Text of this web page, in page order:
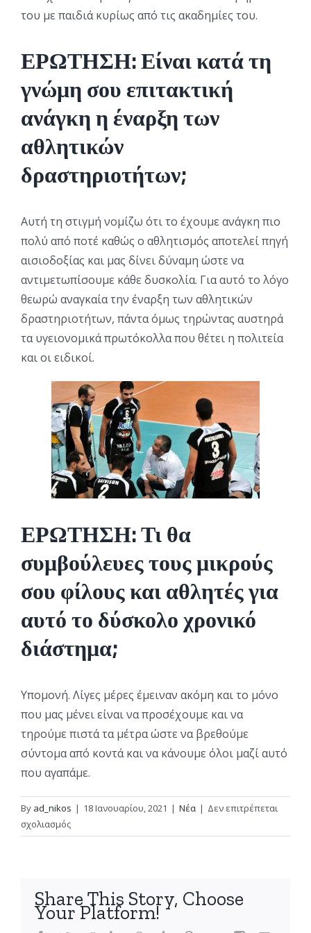
του με παιδιά κυρίως από τις ακαδημίες του.
ΕΡΩΤΗΣΗ: Είναι κατά τη
γνώμη σου επιτακτική
ανάγκη η έναρξη των
αθλητικών
δραστηριοτήτων;
Αυτή τη στιγμή νομίζω ότι το έχουμε ανάγκη πιο
πολύ από ποτέ καθώς ο αθλητισμός αποτελεί πηγή
αισιοδοξίας και μας δίνει δύναμη ώστε να
αντιμετωπίσουμε κάθε δυσκολία. Για αυτό το λόγο
θεωρώ αναγκαία την έναρξη των αθλητικών
δραστηριοτήτων, πάντα όμως τηρώντας αυστηρά
τα υγειονομικά πρωτόκολλα που θέτει η πολιτεία
και οι ειδικοί.
ΕΡΩΤΗΣΗ: Τι θα
συμβούλευες τους μικρούς
σου φίλους και αθλητές για
αυτό το δύσκολο χρονικό
διάστημα;
Υπομονή. Λίγες μέρες έμειναν ακόμη και το μόνο
που μας μένει είναι να προσέχουμε και να
τηρούμε πιστά τα μέτρα ώστε να βρεθούμε
σύντομα από κοντά και να κάνουμε όλοι μαζί αυτό
που αγαπάμε.
By ad_nikos | 18 Ιανουαρίου, 2021 | Νέα | Δεν επιτρέπεται
σχολιασμόςστο
Γ.
ανυπομονησία
την
Share This Story, Choose
Your Platform!